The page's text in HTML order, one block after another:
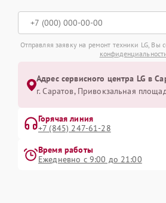
Отправляя заявку на ремонт техники LG, Вы
Адрес сервисного центра LG в
г. Саратов, Привокзальная
Горячая линия
+7 (845) 247-61-28
Время работы
Ежедневно с 9:00 до 21:00